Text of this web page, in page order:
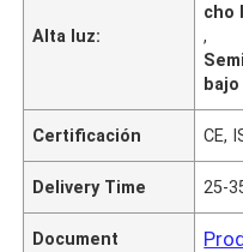
Alta luz:
cho
,
Certificación CE,
Delivery Time 25-
Document